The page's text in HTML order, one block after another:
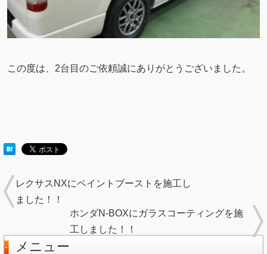
この度は、2台目のご依頼誠にありがとうございました。
レクサスNXにペイントブーストを施工し
ました！！
ホンダN-BOXにガラスコーティングを施
工しました！！
メニュー